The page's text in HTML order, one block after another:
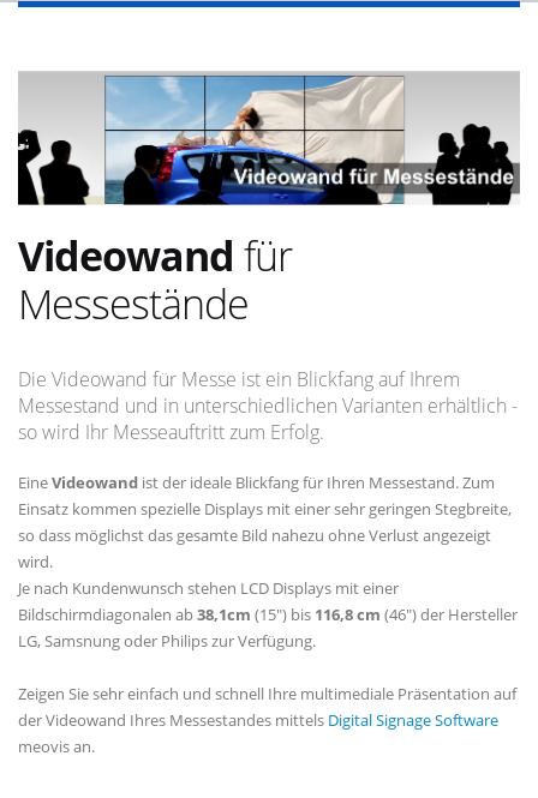
Videowand für
Messestände
Die Videowand für Messe ist ein Blickfang auf Ihrem
Messestand und in unterschiedlichen Varianten erhältlich -
so wird Ihr Messeauftritt zum Erfolg.
EineVideowand ist der ideale Blickfang für Ihren Messestand. Zum
Einsatz kommen spezielle Displays mit einer sehr geringen Stegbreite,
so dass möglichst das gesamte Bild nahezu ohne Verlust angezeigt
wird.
Je nach Kundenwunsch stehen LCD Displays mit einer
Bildschirmdiagonalen ab38,1cm (15") bis 116,8 cm (46") der Hersteller
LG, Samsnung oder Philips zur Verfügung.
Zeigen Sie sehr einfach und schnell Ihre multimediale Präsentation auf
der Videowand Ihres Messestandes mittels Digital Signage Software
meovis an.